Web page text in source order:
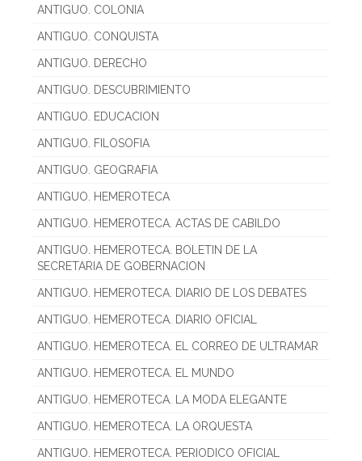
ANTIGUO. COLONIA
ANTIGUO. CONQUISTA
ANTIGUO. DERECHO
ANTIGUO. DESCUBRIMIENTO
ANTIGUO. EDUCACION
ANTIGUO. FILOSOFIA
ANTIGUO. GEOGRAFIA
ANTIGUO. HEMEROTECA
ANTIGUO. HEMEROTECA. ACTAS DE CABILDO
ANTIGUO. HEMEROTECA. BOLETIN DE LA
SECRETARIA DE GOBERNACION
ANTIGUO. HEMEROTECA. DIARIO DE LOS DEBATES
ANTIGUO. HEMEROTECA. DIARIO OFICIAL
ANTIGUO. HEMEROTECA. EL CORREO DE ULTRAMAR
ANTIGUO. HEMEROTECA. EL MUNDO
ANTIGUO. HEMEROTECA. LA MODA ELEGANTE
ANTIGUO. HEMEROTECA. LA ORQUESTA
ANTIGUO. HEMEROTECA. PERIODICO OFICIAL